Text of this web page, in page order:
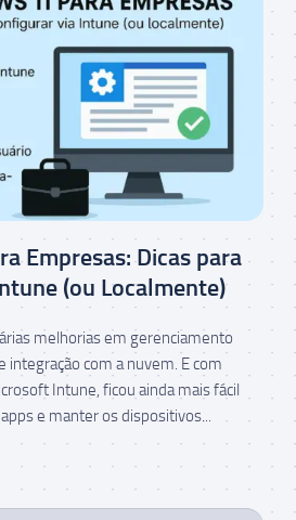
Empresas: Dicas para
(ou Localmente)
melhorias em gerenciamento
integração com a nuvem. E com
Intune, ficou ainda mais fácil
e manter os dispositivos...